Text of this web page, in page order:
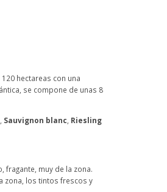
120 hectareas con una
se compone de unas 8
Sauvignon blanc Riesling
fragante, muy de la zona.
zona, los tintos frescos y